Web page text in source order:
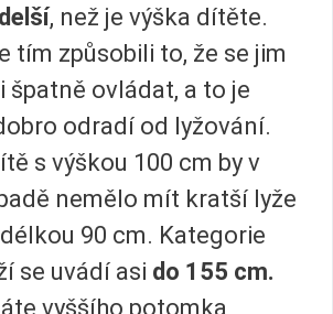
, než je výška dítěte.
tím způsobili to, že se jim
špatně ovládat, a to je
odradí od lyžování.
s výškou 100 cm by v
nemělo mít kratší lyže
90 cm. Kategorie
se uvádí asi do 155 cm.
vyššího potomka,